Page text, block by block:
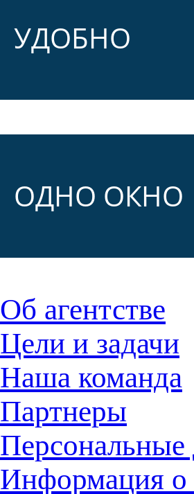
УДОБНО
ОДНО ОКНО
Об агентстве
Цели и задачи
Наша команда
Партнеры
Персональные
Информация о